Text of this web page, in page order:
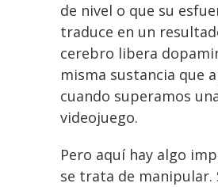
de nivel o que su
traduce en un
cerebro libera
misma sustancia que
cuando superamos
videojuego.
Pero aquí hay algo
se trata de manipular.